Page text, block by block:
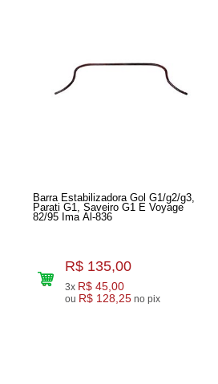
Barra Estabilizadora Gol G1/g2/g3,
Parati G1, Saveiro G1 E Voyage
82/95 Ima Al-836
R$ 135,00
3x R$ 45,00
ou R$ 128,25 no pix